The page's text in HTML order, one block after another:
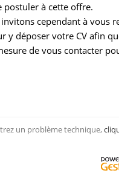
postuler à cette offre.
cependant à vous
y déposer votre CV afin
de vous contacter
un problème technique,